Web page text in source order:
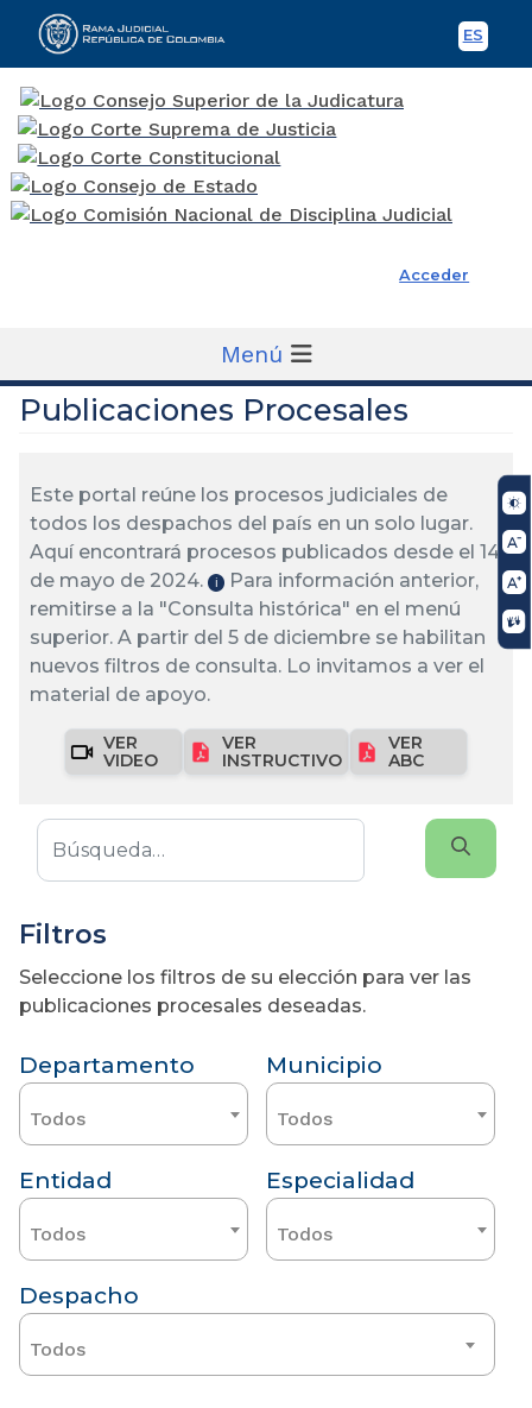
ES
Rama Judicial
Acceder
Menú
Publicaciones Procesales
Este portal reúne los procesos judiciales de
todos los despachos del país en un solo lugar.
Aquí encontrará procesos publicados desde el 14
de mayo de 2024.
ℹ️
Para información anterior,
remitirse a la "Consulta histórica" en el menú
superior. A partir del 5 de diciembre se habilitan
nuevos filtros de consulta. Lo invitamos a ver el
material de apoyo.
VER
VIDEO
VER
INSTRUCTIVO
VER
ABC
Filtros
Seleccione los filtros de su elección para ver las
publicaciones procesales deseadas.
Departamento
Todos
Municipio
Todos
Entidad
Todos
Especialidad
Todos
Despacho
Todos